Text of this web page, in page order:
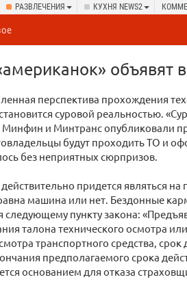
РАЗВЛЕЧЕНИЯ КУХНЯ NEWS2
объявят
перспектива прохождения
суровой реальностью.
и Минтранс опубликовали
будут проходить ТО и
без неприятных сюрпризов.
придется являться
машина или нет. Бездонные
следующему пункту закона:
талона технического осмотра
транспортного средства,
предполагаемого срока
основанием для отказа